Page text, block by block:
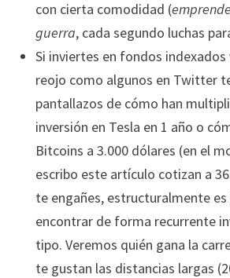
con cierta comodidad (
guerra, cada segundo luchas
Si inviertes en fondos
reojo como algunos en Twitter
pantallazos de cómo han
inversión en Tesla en 1 año o
Bitcoins a 3.000 dólares (en el
escribo este artículo cotizan a
te engañes, estructuralmente
encontrar de forma recurrente
tipo. Veremos quién gana la
te gustan las distancias largas